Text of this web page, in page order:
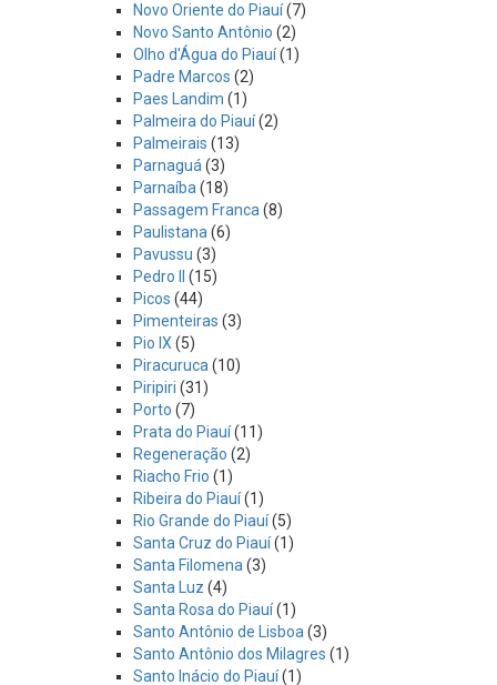
Novo Oriente do Piauí(7)
Novo Santo Antônio (2)
Olho d'Água do Piauí(1)
Padre Marcos (2)
Paes Landim (1)
Palmeira do Piauí(2)
Palmeirais (13)
Parnaguá (3)
Parnaíba (18)
Passagem Franca (8)
Paulistana (6)
Pavussu (3)
Pedro II
(15)
Picos (44)
Pimenteiras (3)
Pio IX (5)
Piracuruca (10)
Piripiri (31)
Porto (7)
Prata do Piauí(11)
Regeneração (2)
Riacho Frio (1)
Ribeira do Piauí(1)
Rio Grande do Piauí(5)
Santa Cruz do Piauí(1)
Santa Filomena (3)
Santa Luz (4)
Santa Rosa do Piauí(1)
Santo Antônio de Lisboa (3)
Santo Antônio dos Milagres (1)
Santo Inácio do Piauí(1)